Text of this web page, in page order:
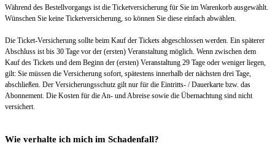
Während des Bestellvorgangs ist die Ticketversicherung für Sie im Warenkorb ausgewählt.
Wünschen Sie keine Ticketversicherung, so können Sie diese einfach abwählen.
Die Ticket-Versicherung sollte beim Kauf der Tickets abgeschlossen werden. Ein späterer
Abschluss ist bis 30 Tage vor der (ersten) Veranstaltung möglich. Wenn zwischen dem
Kauf des Tickets und dem Beginn der (ersten) Veranstaltung 29 Tage oder weniger liegen,
gilt: Sie müssen die Versicherung sofort, spätestens innerhalb der nächsten drei Tage,
abschließen. Der Versicherungsschutz gilt nur für die Eintritts- / Dauerkarte bzw. das
Abonnement. Die Kosten für die An- und Abreise sowie die Übernachtung sind nicht
versichert.
Wie verhalte ich mich im Schadenfall?